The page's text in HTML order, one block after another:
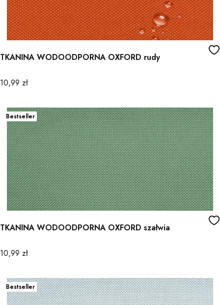
TKANINA WODOODPORNA OXFORD rudy
Cena
10,99 zł
Bestseller
TKANINA WODOODPORNA OXFORD szałwia
Cena
10,99 zł
Bestseller